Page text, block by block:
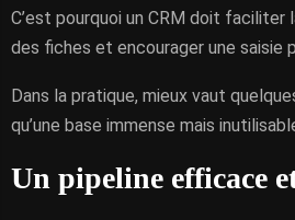
C’est pourquoi un CRM doit faciliter
des fiches et encourager une saisie
Dans la pratique, mieux vaut
qu’une base immense mais
Un pipeline efficace